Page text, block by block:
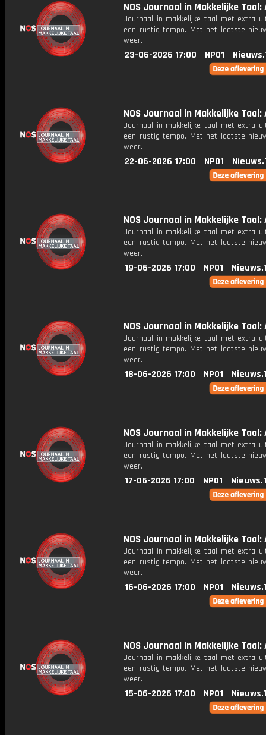
NOS Journaal in Makkelijke Taal:
Journaal in makkelijke taal met extra
een rustig tempo. Met het laatste
weer.
23-06-2026 17:00 NPO1
NOS Journaal in Makkelijke Taal:
Journaal in makkelijke taal met extra
een rustig tempo. Met het laatste
weer.
22-06-2026 17:00 NPO1
NOS Journaal in Makkelijke Taal:
Journaal in makkelijke taal met extra
een rustig tempo. Met het laatste
weer.
19-06-2026 17:00 NPO1
NOS Journaal in Makkelijke Taal:
Journaal in makkelijke taal met extra
een rustig tempo. Met het laatste
weer.
18-06-2026 17:00 NPO1
NOS Journaal in Makkelijke Taal:
Journaal in makkelijke taal met extra
een rustig tempo. Met het laatste
weer.
17-06-2026 17:00 NPO1
NOS Journaal in Makkelijke Taal:
Journaal in makkelijke taal met extra
een rustig tempo. Met het laatste
weer.
16-06-2026 17:00 NPO1
NOS Journaal in Makkelijke Taal:
Journaal in makkelijke taal met extra
een rustig tempo. Met het laatste
weer.
15-06-2026 17:00 NPO1